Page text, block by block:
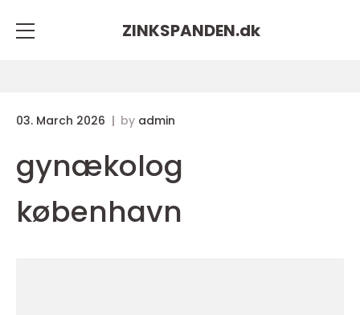
ZINKSPANDEN.dk
03. March 2026 by admin
gynækolog
københavn